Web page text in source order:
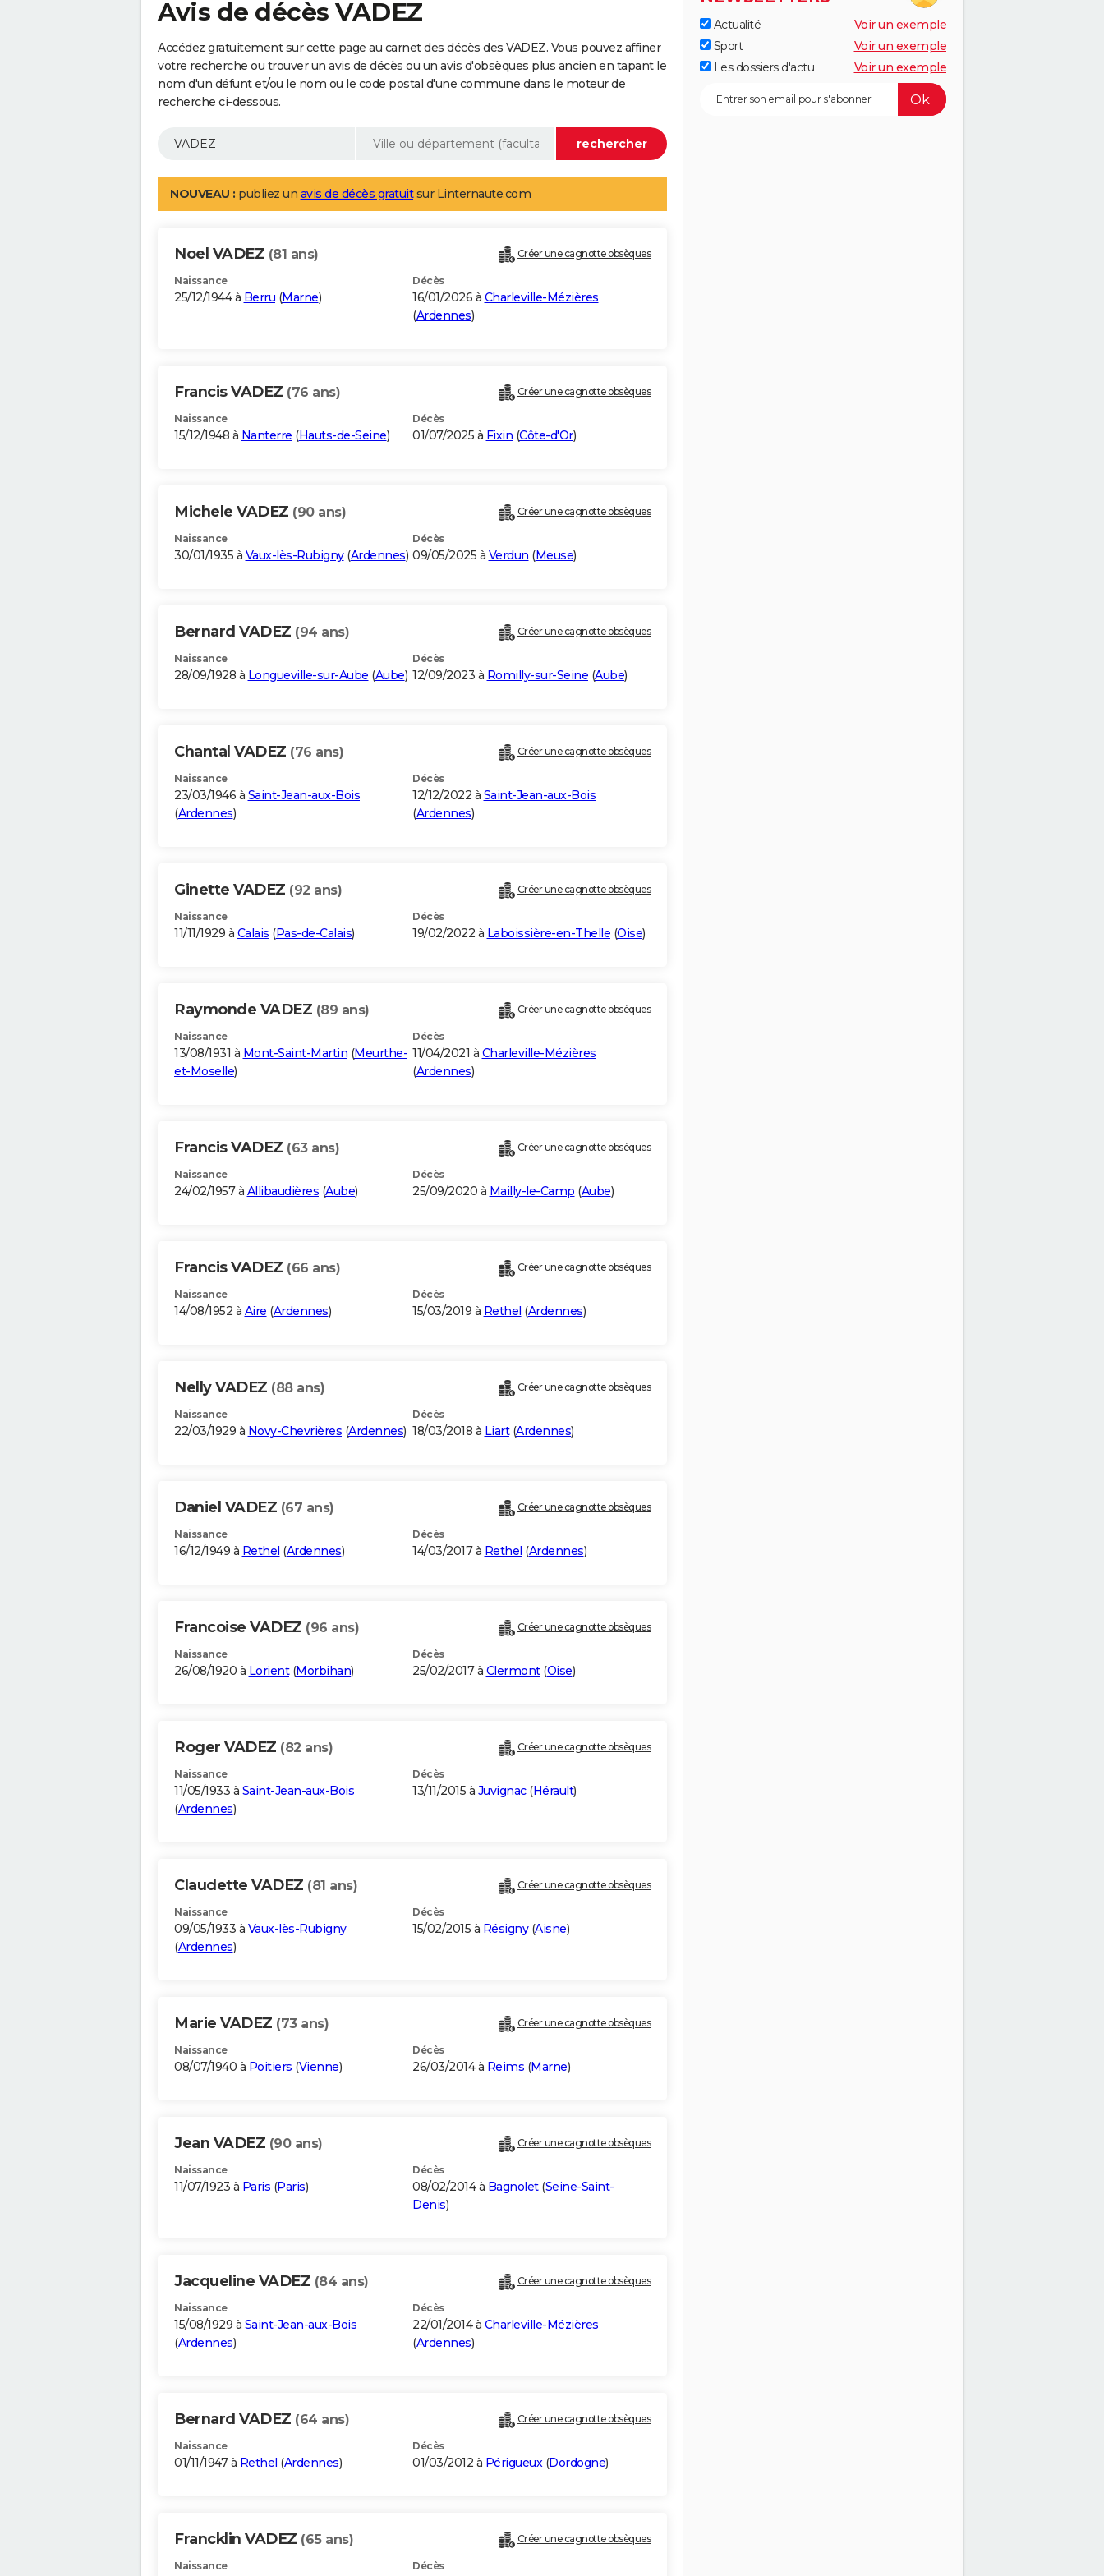
Avis de décès VADEZ
Accédez gratuitement sur cette page au carnet des décès des VADEZ. Vous pouvez affiner
votre recherche ou trouver un avis de décès ou un avis d'obsèques plus ancien en tapant le
nom d'un défunt et/ou le nom ou le code postal d'une commune dans le moteur de
recherche ci-dessous.
NOUVEAU : publiez un avis de décès gratuitsur Linternaute.com
Noel VADEZ (81 ans) Créer une cagnotte obsèques
Naissance
25/12/1944 à Berru (Marne)
Décès
16/01/2026 à Charleville-Mézières
(Ardennes)
Francis VADEZ (76 ans) Créer une cagnotte obsèques
Naissance
15/12/1948 à Nanterre (Hauts-de-Seine)
Décès
01/07/2025 à Fixin (Côte-d'Or)
Michele VADEZ (90 ans) Créer une cagnotte obsèques
Naissance
30/01/1935 à Vaux-lès-Rubigny(Ardennes)
Décès
09/05/2025 à Verdun (Meuse)
Bernard VADEZ (94 ans) Créer une cagnotte obsèques
Naissance
28/09/1928 à Longueville-sur-Aube (Aube)
Décès
12/09/2023 à Romilly-sur-Seine (Aube)
Chantal VADEZ (76 ans) Créer une cagnotte obsèques
Naissance
23/03/1946 à Saint-Jean-aux-Bois
(Ardennes)
Décès
12/12/2022 à Saint-Jean-aux-Bois
(Ardennes)
Ginette VADEZ (92 ans) Créer une cagnotte obsèques
Naissance
11/11/1929 à Calais (Pas-de-Calais)
Décès
19/02/2022 à Laboissière-en-Thelle (Oise)
Raymonde VADEZ (89 ans) Créer une cagnotte obsèques
Naissance
13/08/1931 à Mont-Saint-Martin (Meurthe-
et-Moselle)
Décès
11/04/2021 à Charleville-Mézières
(Ardennes)
Francis VADEZ (63 ans) Créer une cagnotte obsèques
Naissance
24/02/1957 à Allibaudières (Aube)
Décès
25/09/2020 à Mailly-le-Camp (Aube)
Francis VADEZ (66 ans) Créer une cagnotte obsèques
Naissance
14/08/1952 à Aire (Ardennes)
Décès
15/03/2019 à Rethel (Ardennes)
Nelly VADEZ (88 ans) Créer une cagnotte obsèques
Naissance
22/03/1929 à Novy-Chevrières (Ardennes)
Décès
18/03/2018 à Liart(Ardennes)
Daniel VADEZ (67 ans) Créer une cagnotte obsèques
Naissance
16/12/1949 à Rethel (Ardennes)
Décès
14/03/2017 à Rethel (Ardennes)
Francoise VADEZ (96 ans) Créer une cagnotte obsèques
Naissance
26/08/1920 à Lorient(Morbihan)
Décès
25/02/2017 à Clermont(Oise)
Roger VADEZ (82 ans) Créer une cagnotte obsèques
Naissance
11/05/1933 à Saint-Jean-aux-Bois
(Ardennes)
Décès
13/11/2015 à Juvignac(Hérault)
Claudette VADEZ (81 ans) Créer une cagnotte obsèques
Naissance
09/05/1933 à Vaux-lès-Rubigny
(Ardennes)
Décès
15/02/2015 à Résigny(Aisne)
Marie VADEZ (73 ans) Créer une cagnotte obsèques
Naissance
08/07/1940 à Poitiers (Vienne)
Décès
26/03/2014 à Reims (Marne)
Jean VADEZ (90 ans) Créer une cagnotte obsèques
Naissance
11/07/1923 à Paris (Paris)
Décès
08/02/2014 à Bagnolet(Seine-Saint-
Denis)
Jacqueline VADEZ (84 ans) Créer une cagnotte obsèques
Naissance
15/08/1929 à Saint-Jean-aux-Bois
(Ardennes)
Décès
22/01/2014 à Charleville-Mézières
(Ardennes)
Bernard VADEZ (64 ans) Créer une cagnotte obsèques
Naissance
01/11/1947 à Rethel (Ardennes)
Décès
01/03/2012 à Périgueux(Dordogne)
Francklin VADEZ (65 ans) Créer une cagnotte obsèques
Naissance Décès
Actualité
Voir un exemple
Sport
Voir un exemple
Les dossiers d'actu
Voir un exemple